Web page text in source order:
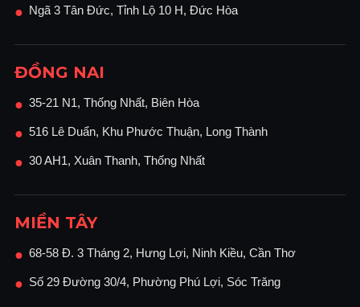
● Ngã 3 Tân Đức, Tỉnh Lộ 10 H, Đức Hòa
ĐỒNG NAI
● 35-21 N1, Thống Nhất, Biên Hòa
● 516 Lê Duẩn, Khu Phước Thuận, Long Thành
● 30 AH1, Xuân Thanh, Thống Nhất
MIỀN TÂY
● 68-58 Đ. 3 Tháng 2, Hưng Lợi, Ninh Kiều, Cần Thơ
● Số 29 Đường 30/4, Phường Phú Lợi, Sóc Trăng